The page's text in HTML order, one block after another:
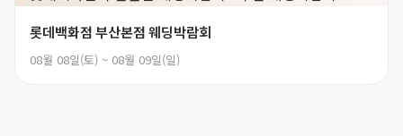
롯데백화점 부산본점 웨딩박람회
08월 08일(토) ~ 08월 09일(일)